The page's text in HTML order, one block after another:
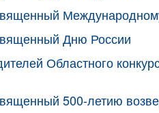
Дню России
Областного
500-летию